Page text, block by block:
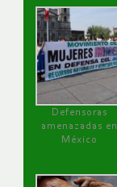
Defensoras
amenazadas en
México